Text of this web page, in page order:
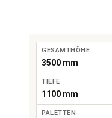
GESAMTHÖHE
3500 mm
TIEFE
1100 mm
PALETTEN